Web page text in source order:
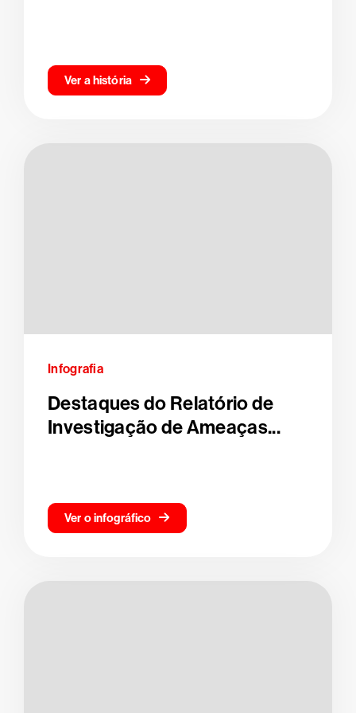
Ver a história
Infografia
Destaques do Relatório de
Investigação de Ameaças...
Ver o infográfico